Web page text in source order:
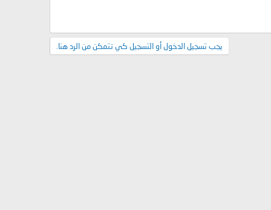
يجب تسجيل الدخول أو التسجيل كي تتمكن من الرد هنا.